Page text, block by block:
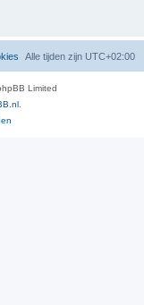
Alle tijden zijn UTC+02:00
Limited